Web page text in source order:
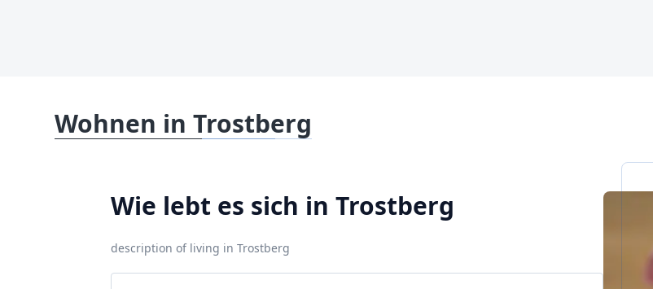
Wohnen in Trostberg
Wie lebt es sich in Trostberg
description of living in Trostberg